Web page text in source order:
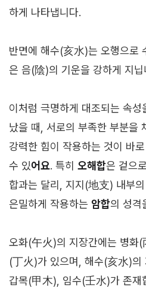
하게 나타냅니다.
반면에 해수(亥水)는 오행으로
은 음(陰)의 기운을 강하게 지닙
이처럼 극명하게 대조되는 속
났을 때, 서로의 부족한 부분을
강력한 힘이 작용하는 것이 바로
수 있어요. 특히 오해합은 겉으
합과는 달리, 지지(地支) 내부
은밀하게 작용하는 암합의 성격
오화(午火)의 지장간에는 병화
(丁火)가 있으며, 해수(亥水)의
갑목(甲木), 임수(壬水)가 존재